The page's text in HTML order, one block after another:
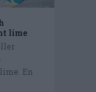
lime
En